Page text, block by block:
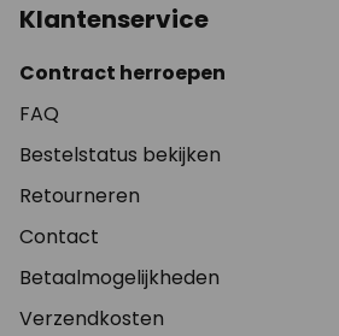
Klantenservice
Contract herroepen
FAQ
Bestelstatus bekijken
Retourneren
Contact
Betaalmogelijkheden
Verzendkosten